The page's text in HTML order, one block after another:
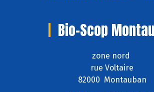
Bio-Scop
zone nord
rue Voltaire
82000 Montauban